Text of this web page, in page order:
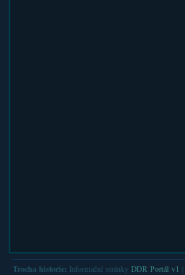
Trocha historie: Informační stránky DDR Portál v1